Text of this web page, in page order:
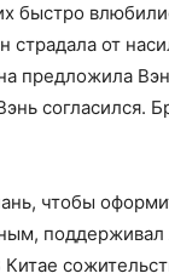
быстро
страдала от
предложила
согласился.
чтобы
поддерживал